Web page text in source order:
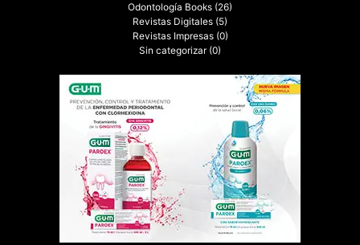
Odontología Books (26)
Revistas Digitales (5)
Revistas Impresas (0)
Sin categorizar (0)